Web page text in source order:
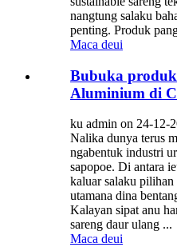
nangtung salaku
penting. Produk
Maca deui
Bubuka
Aluminium di
ku admin on 24-12-
Nalika dunya terus
ngabentuk industri
sapopoe. Di antara
kaluar salaku pilihan
utamana dina
Kalayan sipat anu
sareng daur ulang ...
Maca deui